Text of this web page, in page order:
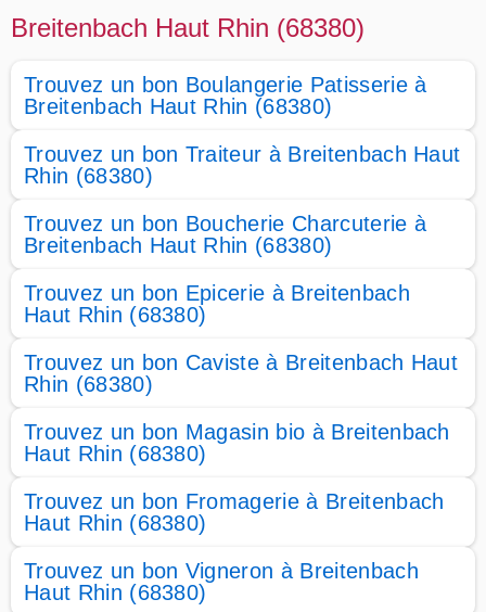
Breitenbach Haut Rhin (68380)
Trouvez un bon Boulangerie Patisserie à
Breitenbach Haut Rhin (68380)
Trouvez un bon Traiteur à Breitenbach Haut
Rhin (68380)
Trouvez un bon Boucherie Charcuterie à
Breitenbach Haut Rhin (68380)
Trouvez un bon Epicerie à Breitenbach
Haut Rhin (68380)
Trouvez un bon Caviste à Breitenbach Haut
Rhin (68380)
Trouvez un bon Magasin bio à Breitenbach
Haut Rhin (68380)
Trouvez un bon Fromagerie à Breitenbach
Haut Rhin (68380)
Trouvez un bon Vigneron à Breitenbach
Haut Rhin (68380)